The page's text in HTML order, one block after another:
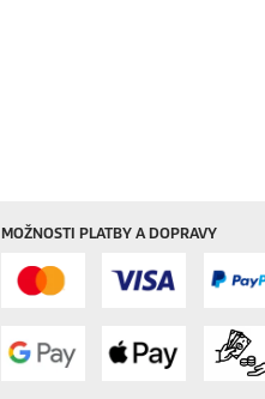
MOŽNOSTI PLATBY A DOPRAVY